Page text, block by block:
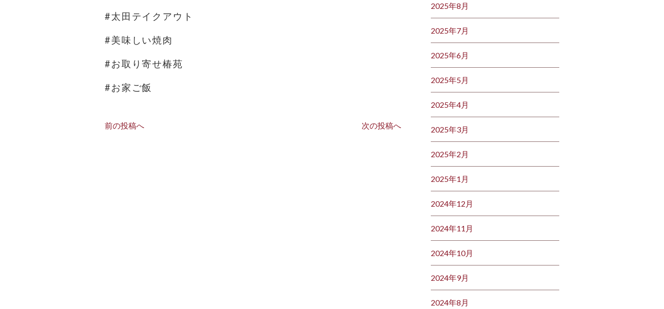
#太田テイクアウト
#美味しい焼肉
#お取り寄せ椿苑
#お家ご飯
前の投稿へ 次の投稿へ
2025年8月
2025年7月
2025年6月
2025年5月
2025年4月
2025年3月
2025年2月
2025年1月
2024年12月
2024年11月
2024年10月
2024年9月
2024年8月